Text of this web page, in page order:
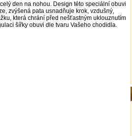
den na nohou. Design této speciální obuvi
zvýšená pata usnadňuje krok, vzdušný,
která chrání před nešťastným uklouznutím
šířky obuvi dle tvaru Vašeho chodidla.